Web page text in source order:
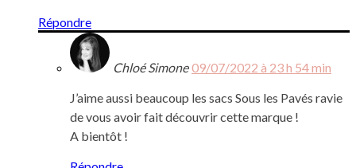
Répondre
Chloé Simone 09/07/2022 à 23 h 54 min
J’aime aussi beaucoup les sacs Sous les Pavés ravie
de vous avoir fait découvrir cette marque !
A bientôt !